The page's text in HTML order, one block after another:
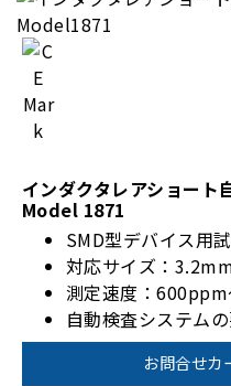
インダクタレアショート
Model 1871
SMD型デバイス用
対応サイズ：
測定速度：
自動検査システム
ステーションを提供
ソフトウェアによ
お問合せカ